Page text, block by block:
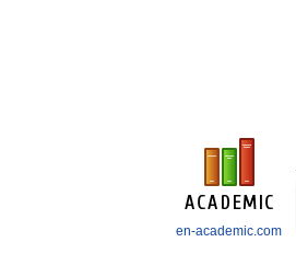
en-academic.com